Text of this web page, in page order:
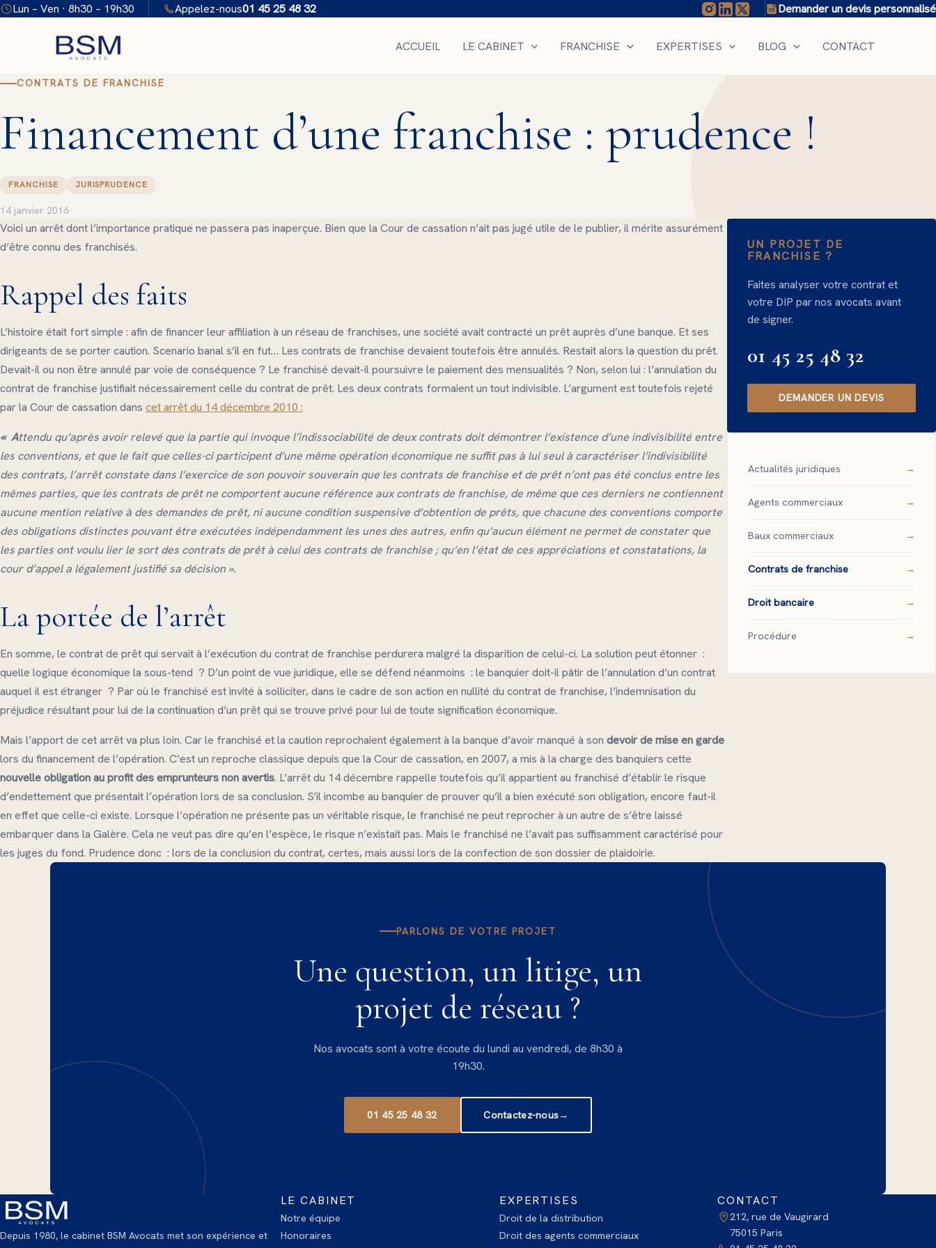
AllerLun – Ven · 8h30 – 19h30 Appelez-nous01 45 25 48 32 Demander un devis personnalisé
ACCUEIL LE CABINET FRANCHISE EXPERTISES BLOG CONTACT
CONTRATS DE FRANCHISE
Financement d’une franchise : prudence !
FRANCHISE JURISPRUDENCE
14 janvier 2016
Voici un arrêt dont l’importance pratique ne passera pas inaperçue. Bien que la Cour de cassation n’ait pas jugé utile de le publier, il mérite assurément
d’être connu des franchisés.
Rappel des faits
L’histoire était fort simple : afin de financer leur affiliation à un réseau de franchises, une société avait contracté un prêt auprès d’une banque. Et ses
dirigeants de se porter caution. Scenario banal s’il en fut… Les contrats de franchise devaient toutefois être annulés. Restait alors la question du prêt.
Devait-il ou non être annulé par voie de conséquence ? Le franchisé devait-il poursuivre le paiement des mensualités ? Non, selon lui : l’annulation du
contrat de franchise justifiait nécessairement celle du contrat de prêt. Les deux contrats formaient un tout indivisible. L’argument est toutefois rejeté
par la Cour de cassation dans cet arrêt du 14 décembre 2010 :
« Attendu qu’après avoir relevé que la partie qui invoque l’indissociabilité de deux contrats doit démontrer l’existence d’une indivisibilité entre
les conventions, et que le fait que celles-ci participent d’une même opération économique ne suffit pas à lui seul à caractériser l’indivisibilité
des contrats, l’arrêt constate dans l’exercice de son pouvoir souverain que les contrats de franchise et de prêt n’ont pas été conclus entre les
mêmes parties, que les contrats de prêt ne comportent aucune référence aux contrats de franchise, de même que ces derniers ne contiennent
aucune mention relative à des demandes de prêt, ni aucune condition suspensive d’obtention de prêts, que chacune des conventions comporte
des obligations distinctes pouvant être exécutées indépendamment les unes des autres, enfin qu’aucun élément ne permet de constater que
les parties ont voulu lier le sort des contrats de prêt à celui des contrats de franchise ; qu’en l’état de ces appréciations et constatations, la
cour d’appel a légalement justifié sa décision ».
La portée de l’arrêt
En somme, le contrat de prêt qui servait à l’exécution du contrat de franchise perdurera malgré la disparition de celui-ci. La solution peut étonner :
quelle logique économique la sous-tend ? D’un point de vue juridique, elle se défend néanmoins : le banquier doit-il pâtir de l’annulation d’un contrat
auquel il est étranger ? Par où le franchisé est invité à solliciter, dans le cadre de son action en nullité du contrat de franchise, l’indemnisation du
préjudice résultant pour lui de la continuation d’un prêt qui se trouve privé pour lui de toute signification économique.
Mais l’apport de cet arrêt va plus loin. Car le franchisé et la caution reprochaient également à la banque d’avoir manqué à son devoir de mise en garde
lors du financement de l’opération. C’est un reproche classique depuis que la Cour de cassation, en 2007, a mis à la charge des banquiers cette
nouvelle obligation au profit des emprunteurs non avertis. L’arrêt du 14 décembre rappelle toutefois qu’il appartient au franchisé d’établir le risque
d’endettement que présentait l’opération lors de sa conclusion. S’il incombe au banquier de prouver qu’il a bien exécuté son obligation, encore faut-il
en effet que celle-ci existe. Lorsque l’opération ne présente pas un véritable risque, le franchisé ne peut reprocher à un autre de s’être laissé
embarquer dans la Galère. Cela ne veut pas dire qu’en l’espèce, le risque n’existait pas. Mais le franchisé ne l’avait pas suffisamment caractérisé pour
les juges du fond. Prudence donc : lors de la conclusion du contrat, certes, mais aussi lors de la confection de son dossier de plaidoirie.
UN PROJET DE
FRANCHISE ?
Faites analyser votre contrat et
votre DIP par nos avocats avant
de signer.
01 45 25 48 32
DEMANDER UN DEVIS
Actualités juridiques
Agents commerciaux
Baux commerciaux
Contrats de franchise
Droit bancaire
Procédure
PARLONS DE VOTRE PROJET
Une question, un litige, un
projet de réseau ?
Nos avocats sont à votre écoute du lundi au vendredi, de 8h30 à
19h30.
01 45 25 48 32 Contactez-nous→
Depuis 1980, le cabinet BSM Avocats met son expérience et
LE CABINET
Notre équipe
Honoraires
EXPERTISES
Droit de la distribution
Droit des agents commerciaux
CONTACT
212, rue de Vaugirard
75015 Paris